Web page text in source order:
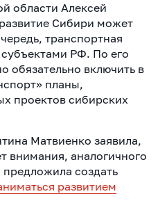
области Алексей
Сибири может
транспортная
РФ. По его
обязательно включить в
планы,
проектов сибирских
Матвиенко заявила,
внимания, аналогичного
создать
развитием